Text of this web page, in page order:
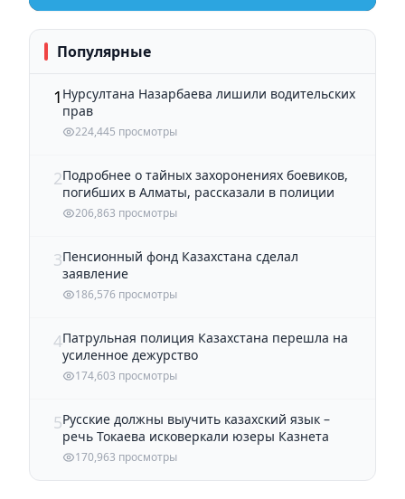
Популярные
1 Нурсултана Назарбаева лишили водительских
прав
224,445 просмотры
2Подробнее о тайных захоронениях боевиков,
погибших в Алматы, рассказали в полиции
206,863 просмотры
3Пенсионный фонд Казахстана сделал
заявление
186,576 просмотры
4Патрульная полиция Казахстана перешла на
усиленное дежурство
174,603 просмотры
5Русские должны выучить казахский язык –
речь Токаева исковеркали юзеры Казнета
170,963 просмотры